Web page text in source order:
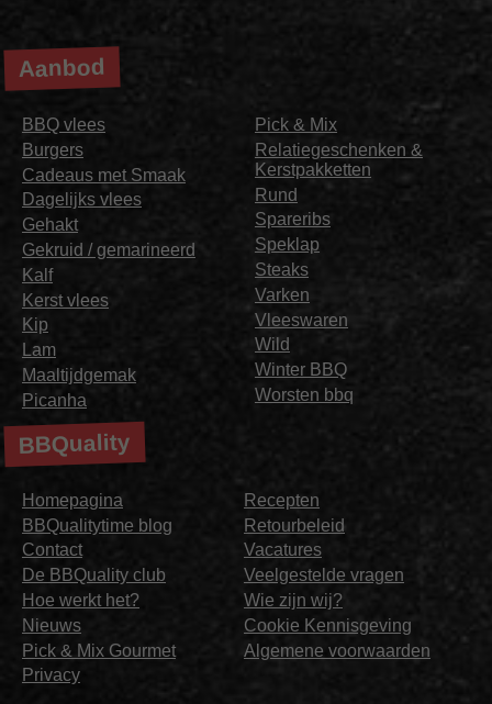
Aanbod
BBQ vlees
Burgers
Cadeaus met Smaak
Dagelijks vlees
Gehakt
Gekruid / gemarineerd
Kalf
Kerst vlees
Kip
Lam
Maaltijdgemak
Picanha
Pick & Mix
Relatiegeschenken &
Kerstpakketten
Rund
Spareribs
Speklap
Steaks
Varken
Vleeswaren
Wild
Winter BBQ
Worsten bbq
BBQuality
Homepagina
BBQualitytime blog
Contact
De BBQuality club
Hoe werkt het?
Nieuws
Pick & Mix Gourmet
Privacy
Recepten
Retourbeleid
Vacatures
Veelgestelde vragen
Wie zijn wij?
Cookie Kennisgeving
Algemene voorwaarden